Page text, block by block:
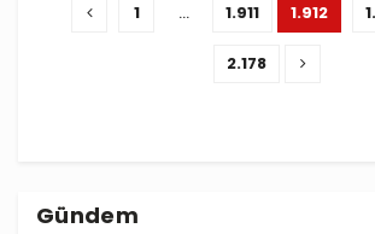
1 … 1.911 1.912
2.178
Gündem